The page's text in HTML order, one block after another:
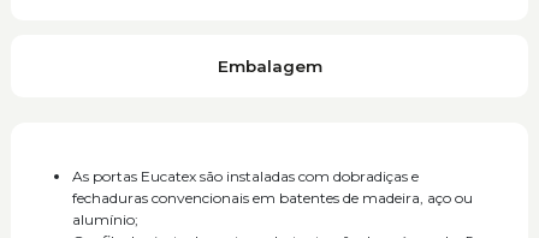
Embalagem
As portas Eucatex são instaladas com dobradiças e
fechaduras convencionais em batentes de madeira, aço ou
alumínio;